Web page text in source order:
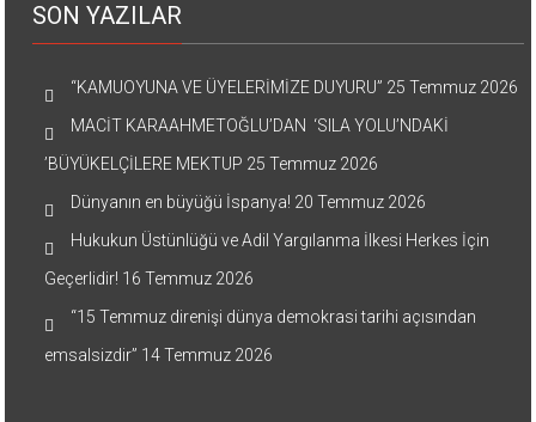
SON YAZILAR
“KAMUOYUNA VE ÜYELERİMİZE DUYURU” 25 Temmuz 2026
MACİT KARAAHMETOĞLU’DAN ‘SILA YOLU’NDAKİ
’BÜYÜKELÇİLERE MEKTUP 25 Temmuz 2026
Dünyanın en büyüğü İspanya! 20 Temmuz 2026
Hukukun Üstünlüğü ve Adil Yargılanma İlkesi Herkes İçin
Geçerlidir! 16 Temmuz 2026
“15 Temmuz direnişi dünya demokrasi tarihi açısından
emsalsizdir” 14 Temmuz 2026